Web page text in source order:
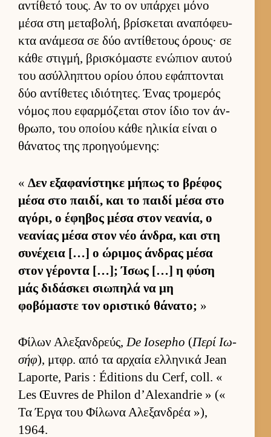
αντίθετό τους. Αν το ον υπάρ­χει μόνο
μέσα στη μεταβολή, βρίσκεται αναπόφευ­
κτα ανάμεσα σε δύο αντίθετους όρους· σε
κάθε στιγ­μή, βρισκόμαστε ενώπιον αυ­τού
του ασύλ­ληπτου ορίου όπου εφάπτονται
δύο αντίθετες ιδιότητες. Ένας τρομερός
νόμος που εφαρ­μόζεται στον ίδιο τον άν­
θρωπο, του οποίου κάθε ηλικία εί­ναι ο
θάνατος της προη­γού­μενης:
« Δεν εξαφανίστηκε μήπως το βρέφος
μέσα στο παι­δί, και το παιδί μέσα στο
αγόρι, ο έφηβος μέσα στον νεανία, ο
νεανίας μέσα στον νέο άν­δρα, και στη
συνέχεια […] ο ώριμος άν­δρας μέσα
στον γέροντα […]; Ίσως […] η φύση
μάς διδάσκει σιω­πηλά να μη
φοβόμαστε τον οριστικό θάνατο; »
Φίλων Αλεξαν­δρεύς,De Iosepho (Περί Ιω­
σήφ), μτ­φρ. από τα αρ­χαία ελ­ληνικά Jean
Laporte, Paris : Éditions du Cerf, coll. «
Les Œuvres de Philon d’Alexandrie » («
Τα Έργα του Φίλωνα Αλεξαν­δρέα »),
1964.